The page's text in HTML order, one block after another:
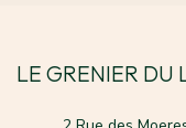
LE GRENIER DU